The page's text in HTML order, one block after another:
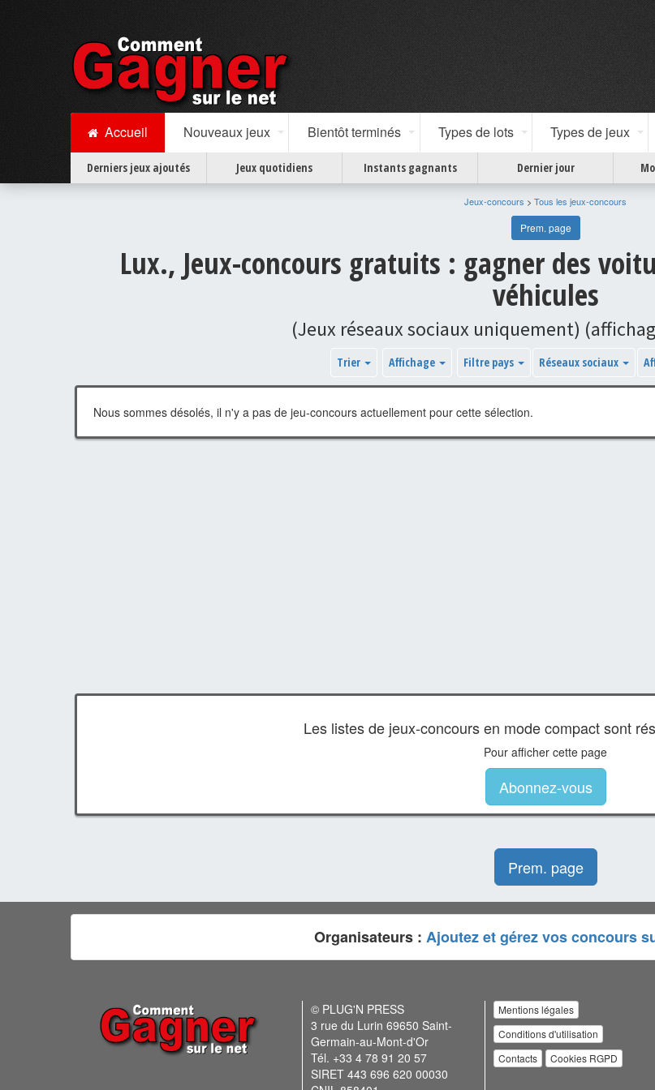
Accueil Nouveaux jeux Bientôt terminés Types de lots Types de jeux
Derniers jeux ajoutés Jeux quotidiens Instants gagnants Dernier jour
Jeux-concours > Tous les jeux-concours
Prem. page
Lux., Jeux-concours gratuits : gagner des
véhicules
(Jeux réseaux sociaux uniquement)
Trier Affichage Filtre pays Réseaux sociaux
Nous sommes désolés, il n'y a pas de jeu-concours actuellement pour cette sélection.
Les listes de jeux-concours en mode compact sont
Pour afficher cette page
Abonnez-vous
Prem. page
Organisateurs : Ajoutez et gérez vos concours
© PLUG'N PRESS
3 rue du Lurin 69650 Saint-
Germain-au-Mont-d'Or
Tél. +33 4 78 91 20 57
SIRET 443 696 620 00030
Mentions légales
Conditions d'utilisation
Contacts
Cookies RGPD